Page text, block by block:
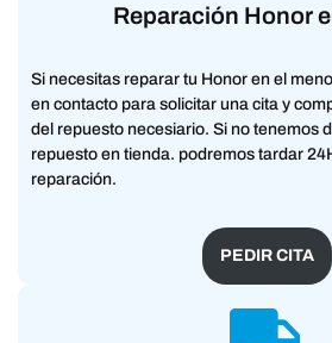
Reparación Honor
Si necesitas reparar tu Honor en el
en contacto para solicitar una cita y
del repuesto necesiario. Si no tenemos
repuesto en tienda. podremos tardar
reparación.
PEDIR CITA